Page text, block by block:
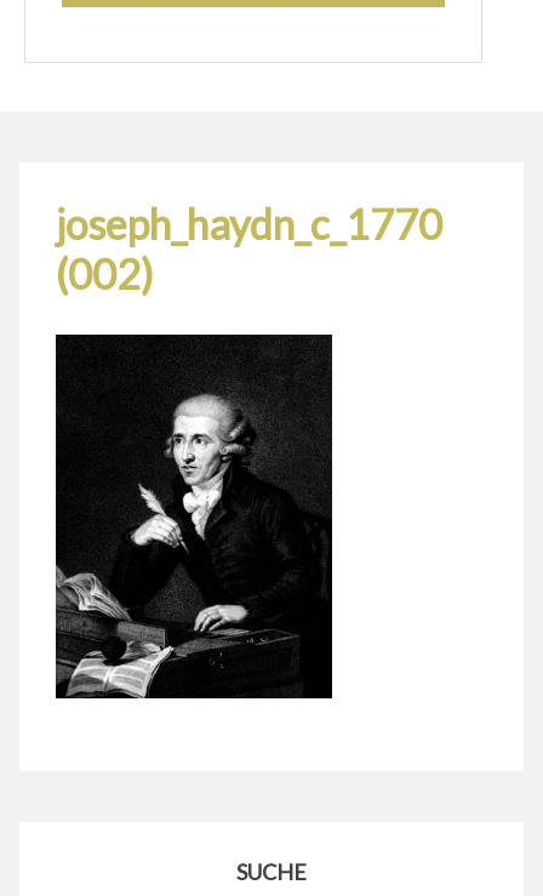
joseph_haydn_c_1770
(002)
SUCHE